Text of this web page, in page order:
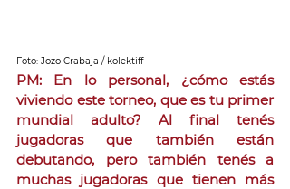
Foto: Jozo Crabaja / kolektiff
PM: En lo personal, ¿cómo estás
viviendo este torneo, que es tu primer
mundial adulto? Al final tenés
jugadoras que también están
debutando, pero también tenés a
muchas jugadoras que tienen más